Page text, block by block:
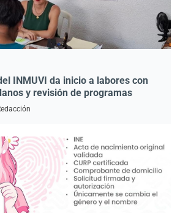
INMUVI da inicio a labores con
y revisión de programas